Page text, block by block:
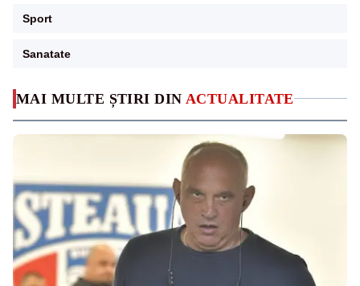
MAI MULTE ȘTIRI DIN ACTUALITATE
Sport
Sanatate